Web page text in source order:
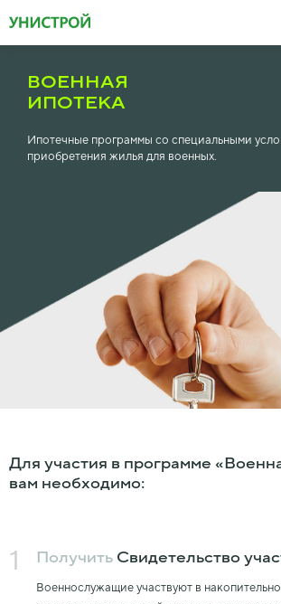
ВОЕННАЯ
ИПОТЕКА
Ипотечные программы со специальными
приобретения жилья для военных.
Для участия в программе
вам необходимо:
1 Получить Свидетельство
Военнослужащие участвуют в